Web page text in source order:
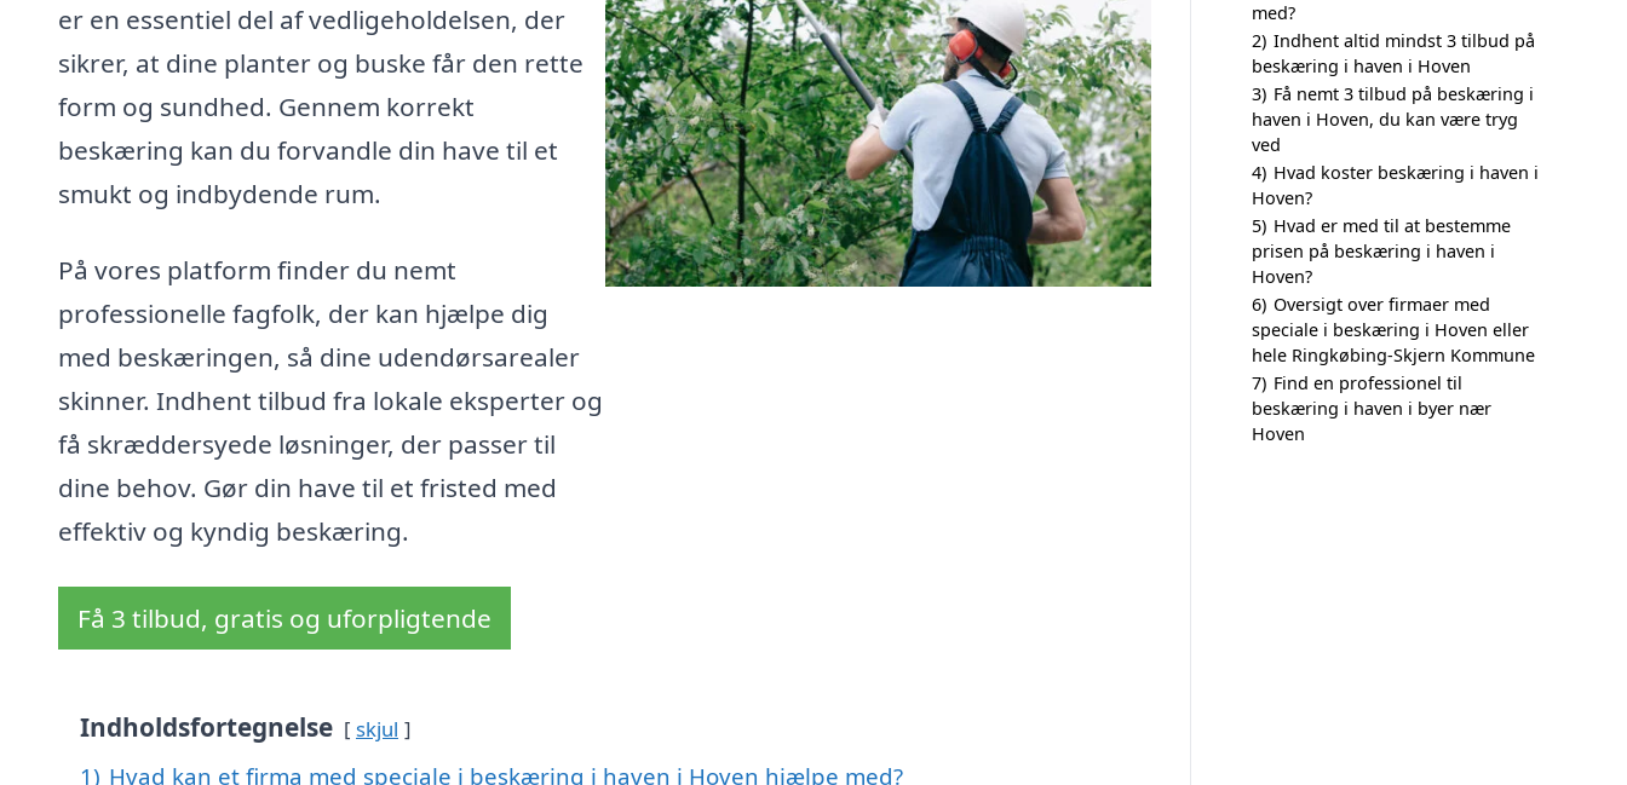
er en essentiel del af vedligeholdelsen, der
sikrer, at dine planter og buske får den rette
form og sundhed. Gennem korrekt
beskæring kan du forvandle din have til et
smukt og indbydende rum.
På vores platform finder du nemt
professionelle fagfolk, der kan hjælpe dig
med beskæringen, så dine udendørsarealer
skinner. Indhent tilbud fra lokale eksperter og
få skræddersyede løsninger, der passer til
dine behov. Gør din have til et fristed med
effektiv og kyndig beskæring.
Få 3 tilbud, gratis og uforpligtende
Indholdsfortegnelse skjul
1) Hvad kan et firma med speciale i beskæring i haven i Hoven hjælpe med?
med?
2) Indhent altid mindst 3 tilbud på
beskæring i haven i Hoven
3) Få nemt 3 tilbud på beskæring i
haven i Hoven, du kan være tryg
ved
4) Hvad koster beskæring i haven i
Hoven?
5) Hvad er med til at bestemme
prisen på beskæring i haven i
Hoven?
6) Oversigt over firmaer med
speciale i beskæring i Hoven eller
hele Ringkøbing-Skjern Kommune
7) Find en professionel til
beskæring i haven i byer nær
Hoven